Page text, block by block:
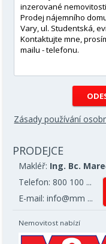
Zásady používání
PRODEJCE
Makléř: Ing. Bc.
Telefon: 800 100 ...
E-mail: info@mm ...
Nemovitost nabízí